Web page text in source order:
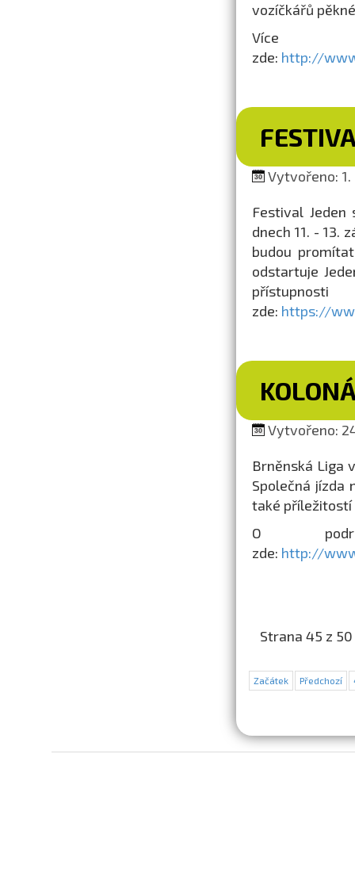
vozíčkářů
Více
zde: http://
Vytvořeno: 1.
Festival
dnech 11. - 13.
budou
odstartuje
zde: https://
Vytvořeno:
Brněnská Liga
Společná jízda
také příležitostí
O
zde: http://
Strana 45 z 50
Začátek Předchozí